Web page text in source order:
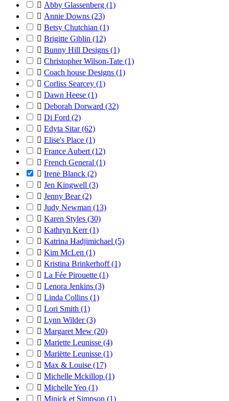
 Abby Glassenberg (1)
 Annie Downs (23)
 Betsy Chutchian (1)
 Brigitte Giblin (12)
 Bunny Hill Designs (1)
 Christopher Wilson-Tate (1)
 Coach house Designs (1)
 Corliss Searcey (1)
 Dawn Heese (1)
 Deborah Dorward (32)
 Di Ford (2)
 Edyta Sitar(62)
 Elise's Place (1)
 France Aubert (12)
 French General (1)
 Irene Blanck (2)
 Jen Kingwell (3)
 Jenny Bear(2)
 Judy Newman (13)
 Karen Styles (30)
 Kathryn Kerr(1)
 Katrina Hadjimichael (5)
 Kim McLen (1)
 Kristina Brinkerhoff(1)
 La Fée Pirouette (1)
 Lenora Jenkins (3)
 Linda Collins (1)
 Lori Smith (1)
 Lynn Wilder(3)
 Margaret Mew (20)
 Mariette Leunisse (4)
 Mariëtte Leunisse (1)
 Max & Louise (17)
 Michelle Mckillop (1)
 Michelle Yeo (1)
 Minick et Simpson (1)